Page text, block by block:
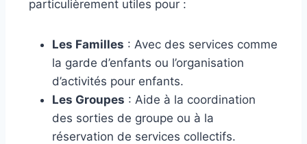
particulièrement utiles pour :
Les Familles : Avec des services comme
la garde d’enfants ou l’organisation
d’activités pour enfants.
Les Groupes : Aide à la coordination
des sorties de groupe ou à la
réservation de services collectifs.